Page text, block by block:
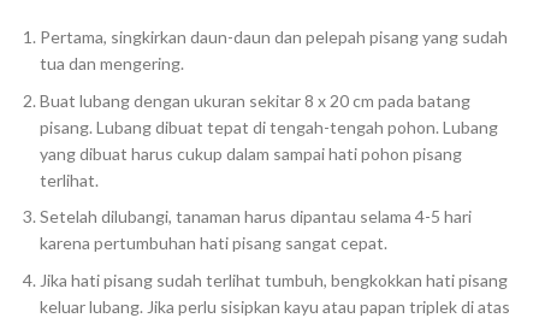
Pertama, singkirkan daun-daun dan pelepah pisang yang sudah
tua dan mengering.
Buat lubang dengan ukuran sekitar 8 x 20 cm pada batang
pisang. Lubang dibuat tepat di tengah-tengah pohon. Lubang
yang dibuat harus cukup dalam sampai hati pohon pisang
terlihat.
Setelah dilubangi, tanaman harus dipantau selama 4-5 hari
karena pertumbuhan hati pisang sangat cepat.
Jika hati pisang sudah terlihat tumbuh, bengkokkan hati pisang
keluar lubang. Jika perlu sisipkan kayu atau papan triplek di atas